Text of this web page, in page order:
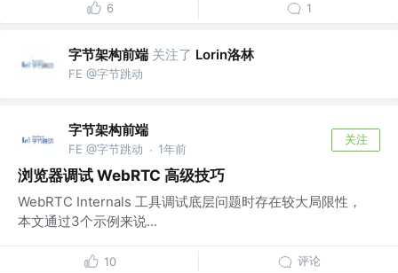
6 1
字节架构前端 关注了 Lorin洛林
FE @字节跳动
字节架构前端
FE @字节跳动 · 1年前
关注
浏览器调试 WebRTC 高级技巧
WebRTC Internals 工具调试底层问题时存在较大局限性，
本文通过3个示例来说...
10 评论